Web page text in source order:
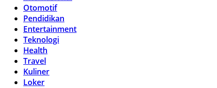
Otomotif
Pendidikan
Entertainment
Teknologi
Health
Travel
Kuliner
Loker